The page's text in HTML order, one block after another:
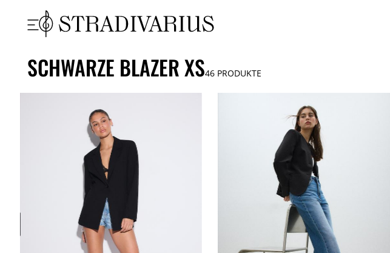
SCHWARZE BLAZER XS46 PRODUKTE